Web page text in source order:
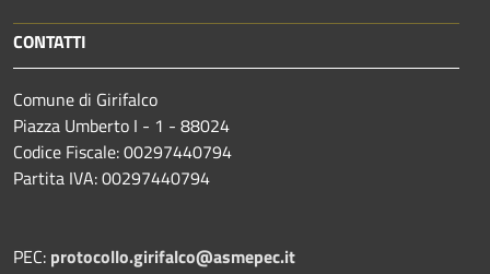
CONTATTI
Comune di Girifalco
Piazza Umberto I - 1 - 88024
Codice Fiscale: 00297440794
Partita IVA: 00297440794
PEC: protocollo.girifalco@asmepec.it